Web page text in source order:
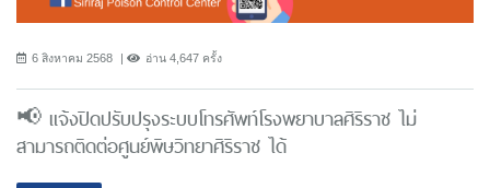
6 สิงหาคม 2568 อ่าน 4,647 ครั้ง
📢 แจ้งปิดปรับปรุงระบบโทรศัพท์โรงพยาบาลศิริราช ไม่
สามารถติดต่อศูนย์พิษวิทยาศิริราช ได้